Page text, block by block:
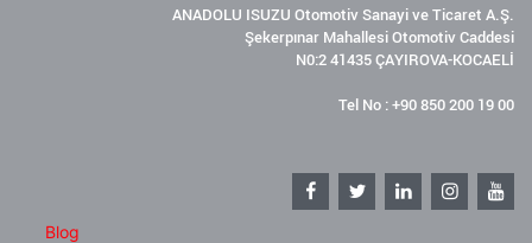
ANADOLU ISUZU Otomotiv Sanayi ve Ticaret A.Ş.
Şekerpınar Mahallesi Otomotiv Caddesi
N0:2 41435 ÇAYIROVA-KOCAELİ
Tel No : +90 850 200 19 00
Blog